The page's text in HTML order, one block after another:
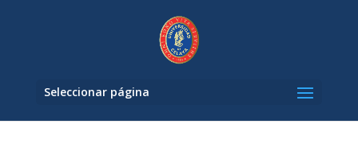
Seleccionar página